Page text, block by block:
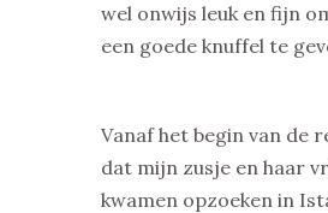
wel onwijs leuk en fijn
een goede knuffel te
Vanaf het begin van de
dat mijn zusje en haar
kwamen opzoeken in